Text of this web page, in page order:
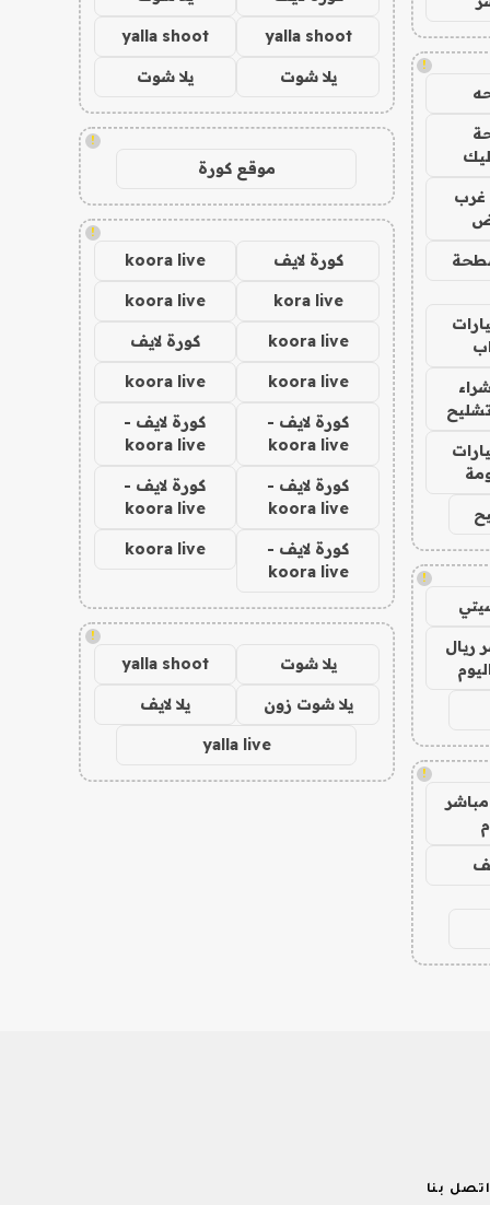
!
!
ريال
!
yalla shoot
yalla shoot
يلا شوت يلا شوت
!
موقع كورة
!
كورة لايف koora live
kora live
koora live
koora live كورة لايف
koora live
koora live
كورة لايف -
koora live
كورة لايف -
koora live
كورة لايف -
koora live
كورة لايف -
koora live
كورة لايف -
koora live
koora live
!
يلا شوت yalla shoot
يلا شوت زون يلا لايف
yalla live
اتصل بنا